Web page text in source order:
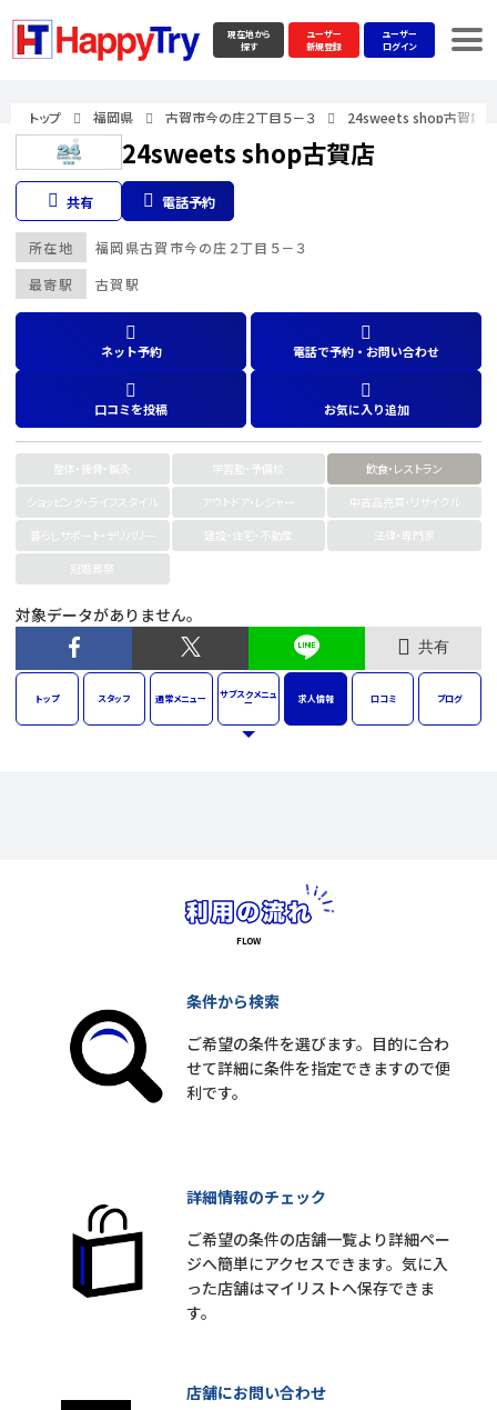
現在地から
探す
ユーザー
新規登録
ユーザー
ログイン
トップ 福岡県 古賀市今の庄２丁目５－３ 24sweets shop古賀店
24sweets shop古賀店
共有 電話予約
最寄駅 古賀駅
所在地 福岡県古賀市今の庄２丁目５－３
ネット予約 電話で予約・お問い合わせ
口コミを投稿 お気に入り追加
整体・接骨・鍼灸 学習塾・予備校
飲食・レストラン
ショッピング・ライフスタイル
アウトドア・レジャー
中古品売買・リサイクル
暮らしサポート・デリバリー
建設・住宅・不動産
法律・専門家
冠婚葬祭
対象データがありません。
共有
トップ スタッフ 通常メニュー サブスクメニュ
ー 求人情報 口コミ ブログ
条件から検索
ご希望の条件を選びます。目的に合わ
せて詳細に条件を指定できますので便
利です。
詳細情報のチェック
ご希望の条件の店舗一覧より詳細ペー
ジへ簡単にアクセスできます。気に入
った店舗はマイリストへ保存できま
す。
店舗にお問い合わせ